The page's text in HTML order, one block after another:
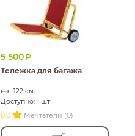
5 500 Р
Тележка для багажа
122 см
Доступно: 1 шт
0.0
Мечтатели (0)